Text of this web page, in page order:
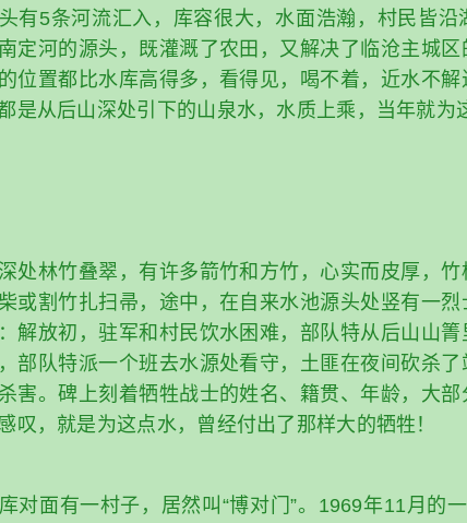
有5条河流汇入，库容很大，水面浩瀚，村民皆
定河的源头，既灌溉了农田，又解决了临沧主城
位置都比水库高得多，看得见，喝不着，近水不
是从后山深处引下的山泉水，水质上乘，当年就为
处林竹叠翠，有许多箭竹和方竹，心实而皮厚，
或割竹扎扫帚，途中，在自来水池源头处竖有一
解放初，驻军和村民饮水困难，部队特从后山山
部队特派一个班去水源处看守，土匪在夜间砍杀
害。碑上刻着牺牲战士的姓名、籍贯、年龄，大
叹，就是为这点水，曾经付出了那样大的牺牲！
对面有一村子，居然叫“博对门”。1969年11月的